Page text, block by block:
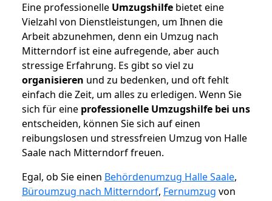
Eine professionelle Umzugshilfe bietet eine
Vielzahl von Dienstleistungen, um Ihnen die
Arbeit abzunehmen, denn ein Umzug nach
Mitterndorf ist eine aufregende, aber auch
stressige Erfahrung. Es gibt so viel zu
organisieren und zu bedenken, und oft fehlt
einfach die Zeit, um alles zu erledigen. Wenn Sie
sich für eine professionelle Umzugshilfe bei uns
entscheiden, können Sie sich auf einen
reibungslosen und stressfreien Umzug von Halle
Saale nach Mitterndorf freuen.
Egal, ob Sie einen Behördenumzug Halle Saale,
Büroumzug nach Mitterndorf, Fernumzug von